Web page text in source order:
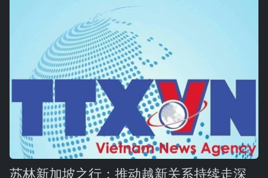
苏林新加坡之行：推动越新关系持续走深